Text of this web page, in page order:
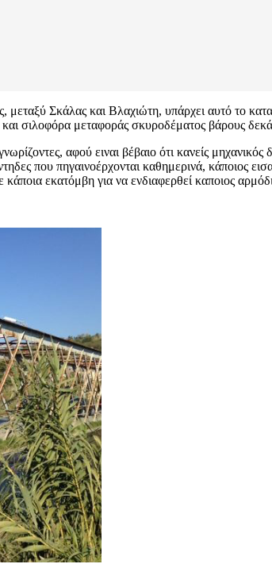
Σκάλας και Βλαχιώτη, υπάρχει αυτό το
και σιλοφόρα μεταφοράς σκυροδέματος βάρους
αφού ειναι βέβαιο ότι κανείς
που πηγαινοέρχονται καθημερινά, κάποιος
εκατόμβη για να ενδιαφερθεί καποιος